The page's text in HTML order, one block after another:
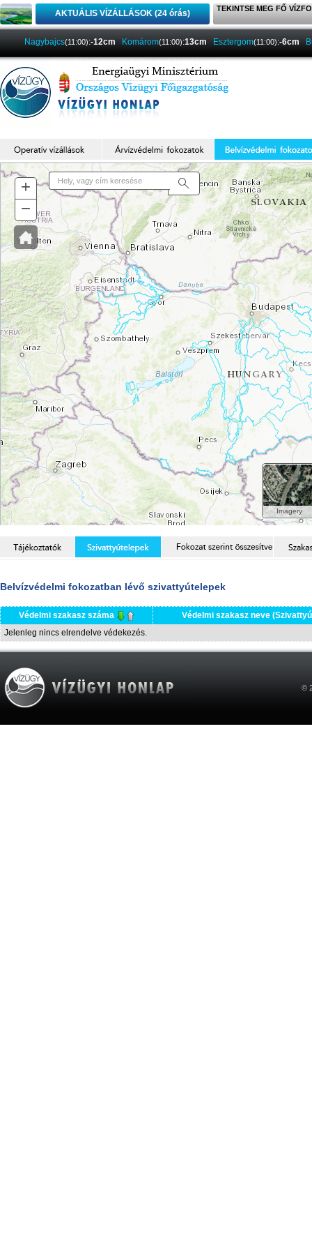
AKTUÁLIS VÍZÁLLÁSOK (24 órás) TEKINTSE MEG FŐ
Nagybajcs(11:00):-12cm Komárom(11:00):13cm Esztergom(11:00):-6cm
Belvízvédelmi fokozatban lévő szivattyútelepek
Védelmi szakasz száma
Védelmi szakasz neve
Jelenleg nincs elrendelve védekezés.
©